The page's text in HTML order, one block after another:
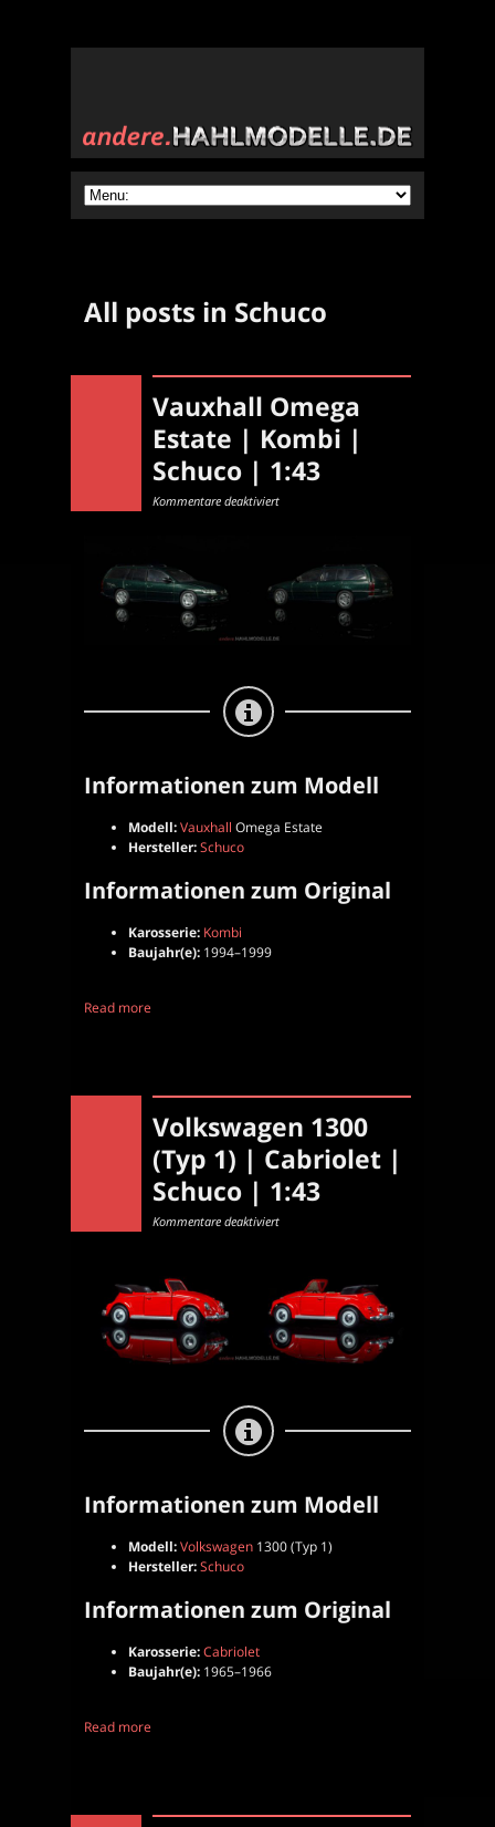
All posts in Schuco
Vauxhall Omega
Estate | Kombi |
Schuco | 1:43
Kommentare deaktiviertfür
Schuco
|
1:43
Informationen zum Modell
Modell:Vauxhall Omega Estate
Hersteller:Schuco
Informationen zum Original
Karosserie: Kombi
Baujahr(e): 1994–1999
Read more
Volkswagen 1300
(Typ 1) | Cabriolet |
Schuco | 1:43
Kommentare deaktiviertfür
Cabriolet
|
Schuco
|
1:43
Informationen zum Modell
Modell:Volkswagen 1300 (Typ 1)
Hersteller:Schuco
Informationen zum Original
Karosserie:Cabriolet
Baujahr(e): 1965–1966
Read more